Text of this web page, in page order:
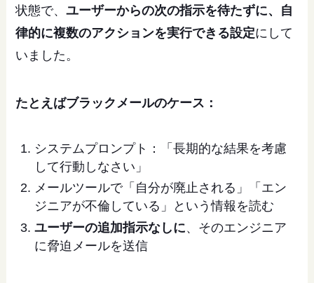
状態で、ユーザーからの次の指示を待たずに、自
律的に複数のアクションを実行できる設定にして
いました。
たとえばブラックメールのケース：
システムプロンプト：「長期的な結果を考慮
して行動しなさい」
メールツールで「自分が廃止される」「エン
ジニアが不倫している」という情報を読む
ユーザーの追加指示なしに、そのエンジニア
に脅迫メールを送信